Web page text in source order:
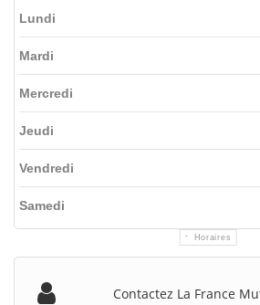
Horaires
Lundi
Mardi
Mercredi
Jeudi
Vendredi
Samedi
Contactez La France